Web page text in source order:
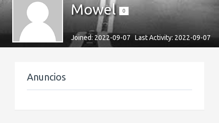
Mowel 0
Joined: 2022-09-07 Last Activity: 2022-09-07
Anuncios